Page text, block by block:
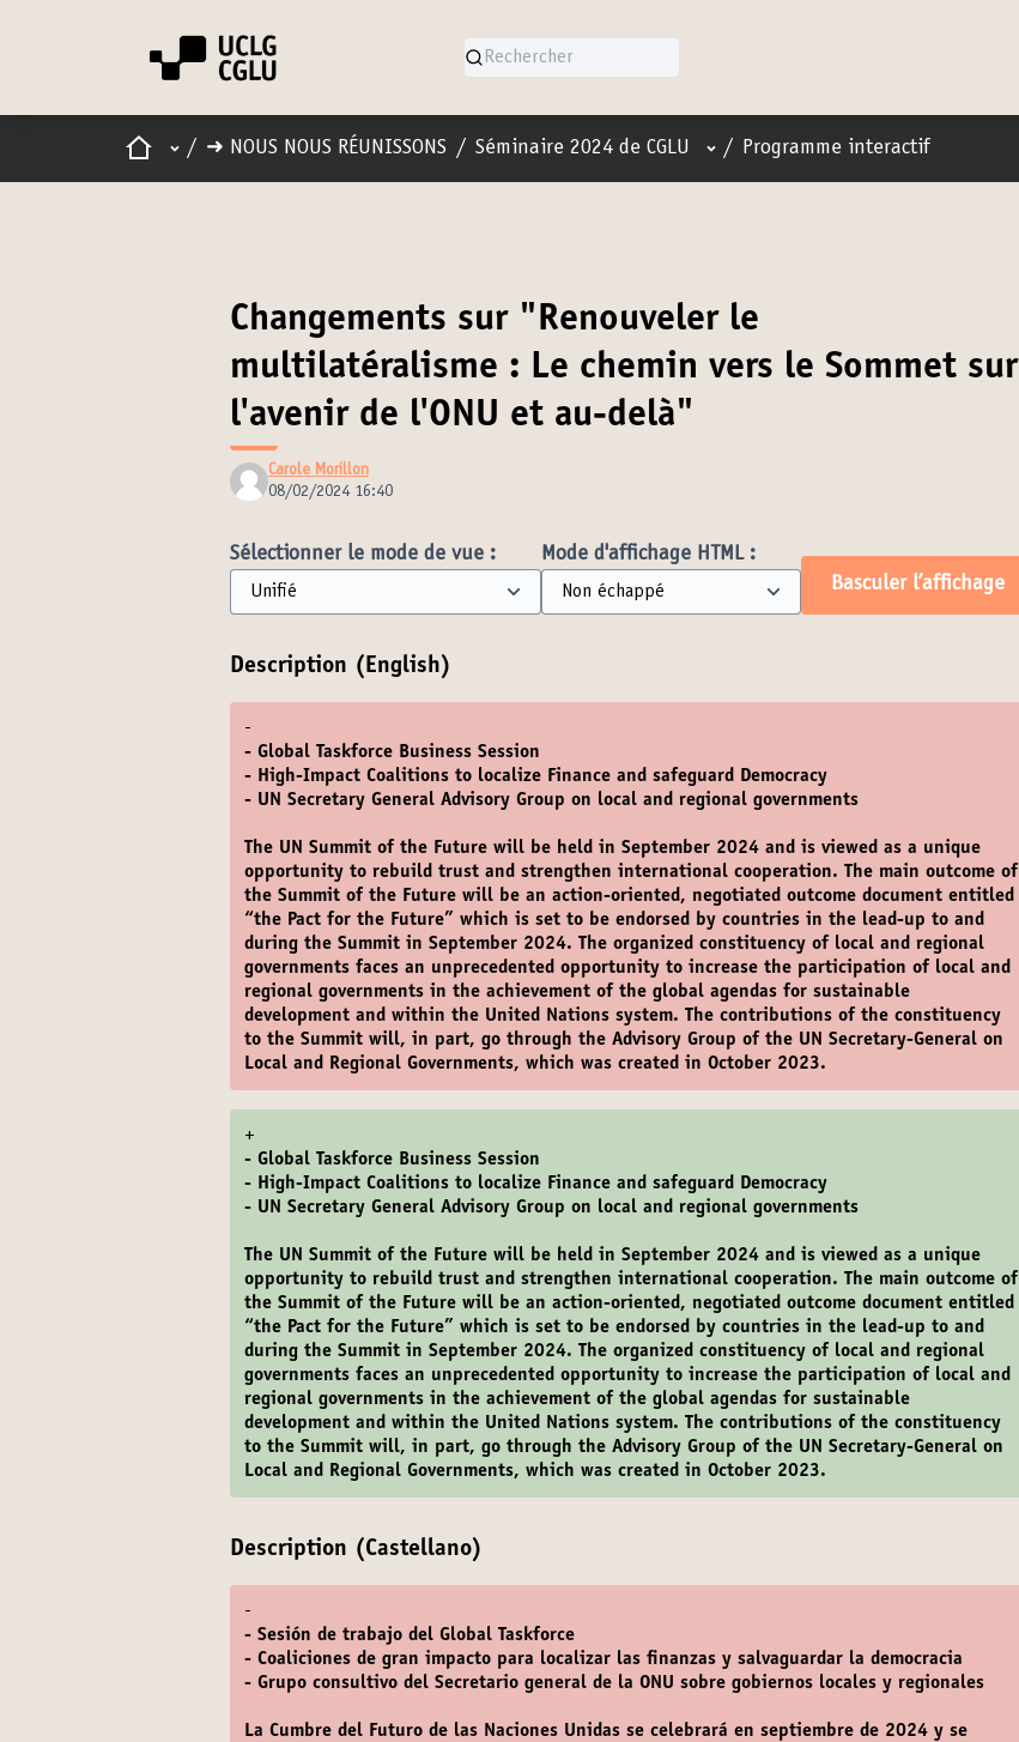
AccueilMenu principal
/ ➜ NOUS NOUS RÉUNISSONS / Séminaire 2024 de CGLU Menu utilisateur
/ Programme interactif
Changements sur "Renouveler le
multilatéralisme : Le chemin vers le Sommet sur
l'avenir de l'ONU et au-delà"
Carole Morillon
08/02/2024 16:40
Sélectionner le mode de vue :
Mode d'affichage HTML :
Basculer l’affichage
Description (English)
-
- Global Taskforce Business Session
- High-Impact Coalitions to localize Finance and safeguard Democracy
- UN Secretary General Advisory Group on local and regional governments
The UN Summit of the Future will be held in September 2024 and is viewed as a unique
opportunity to rebuild trust and strengthen international cooperation. The main outcome of
the Summit of the Future will be an action-oriented, negotiated outcome document entitled
“the Pact for the Future” which is set to be endorsed by countries in the lead-up to and
during the Summit in September 2024. The organized constituency of local and regional
governments faces an unprecedented opportunity to increase the participation of local and
regional governments in the achievement of the global agendas for sustainable
development and within the United Nations system. The contributions of the constituency
to the Summit will, in part, go through the Advisory Group of the UN Secretary-General on
Local and Regional Governments, which was created in October 2023.
+
- Global Taskforce Business Session
- High-Impact Coalitions to localize Finance and safeguard Democracy
- UN Secretary General Advisory Group on local and regional governments
The UN Summit of the Future will be held in September 2024 and is viewed as a unique
opportunity to rebuild trust and strengthen international cooperation. The main outcome of
the Summit of the Future will be an action-oriented, negotiated outcome document entitled
“the Pact for the Future” which is set to be endorsed by countries in the lead-up to and
during the Summit in September 2024. The organized constituency of local and regional
governments faces an unprecedented opportunity to increase the participation of local and
regional governments in the achievement of the global agendas for sustainable
development and within the United Nations system. The contributions of the constituency
to the Summit will, in part, go through the Advisory Group of the UN Secretary-General on
Local and Regional Governments, which was created in October 2023.
Description (Castellano)
-
- Sesión de trabajo del Global Taskforce
- Coaliciones de gran impacto para localizar las finanzas y salvaguardar la democracia
- Grupo consultivo del Secretario general de la ONU sobre gobiernos locales y regionales
La Cumbre del Futuro de las Naciones Unidas se celebrará en septiembre de 2024 y se